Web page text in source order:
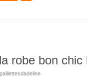
robe bon chic